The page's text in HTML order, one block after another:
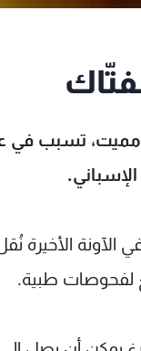
مميت، تسبب في
زار غينيا الاستوائية في الآونة
لفحوصات طبية.